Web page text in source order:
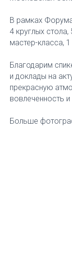
В рамках
4 круглых
мастер-класса,
Благодарим
и доклады на
прекрасную
вовлеченность
Больше